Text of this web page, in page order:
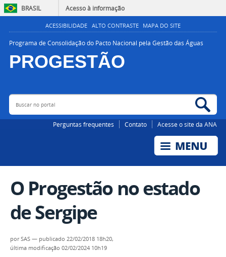
BRASIL Acesso à informação
ACESSIBILIDADE ALTO CONTRASTE MAPA DO SITE
Programa de Consolidação do Pacto Nacional pela Gestão das Águas
PROGESTÃO
AGÊNCIA NACIONAL DE ÁGUAS E SANEAMENTO BÁSICO
Buscar no portal
Perguntas frequentes Contato Acesse o site da ANA
O Progestão no estado
de Sergipe
porSAS — publicado 22/02/2018 18h20,
última modificação 02/02/2024 10h19